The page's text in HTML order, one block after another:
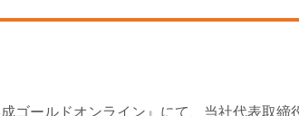
ゴールドオンライン』にて、当社代表取締